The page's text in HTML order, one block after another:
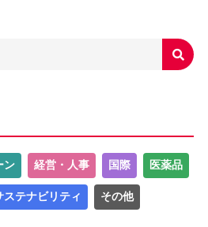

ン 経営・人事 国際 医薬品
ステナビリティ その他